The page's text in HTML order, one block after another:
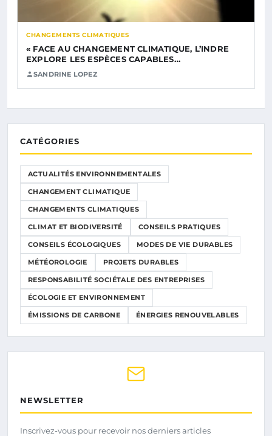
CHANGEMENTS CLIMATIQUES
« FACE AU CHANGEMENT CLIMATIQUE, L’INDRE
EXPLORE LES ESPÈCES CAPABLES…
SANDRINE LOPEZ
CATÉGORIES
ACTUALITÉS ENVIRONNEMENTALES
CHANGEMENT CLIMATIQUE
CHANGEMENTS CLIMATIQUES
CLIMAT ET BIODIVERSITÉ CONSEILS PRATIQUES
CONSEILS ÉCOLOGIQUES MODES DE VIE DURABLES
MÉTÉOROLOGIE PROJETS DURABLES
RESPONSABILITÉ SOCIÉTALE DES ENTREPRISES
ÉCOLOGIE ET ENVIRONNEMENT
ÉMISSIONS DE CARBONE ÉNERGIES RENOUVELABLES
NEWSLETTER
Inscrivez-vous pour recevoir nos derniers articles